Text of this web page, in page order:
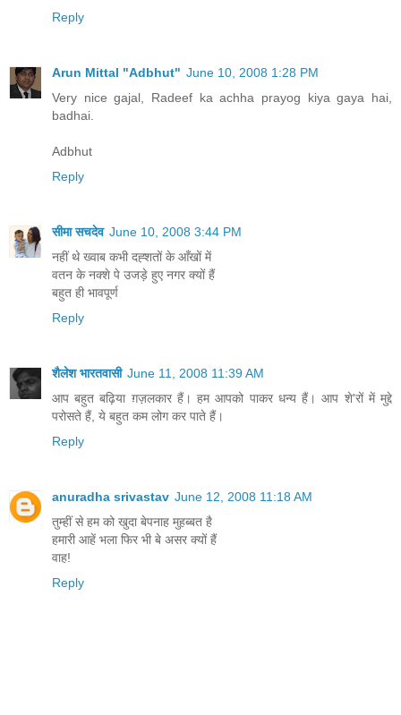
Reply
Arun Mittal "Adbhut" June 10, 2008 1:28 PM
Very nice gajal, Radeef ka achha prayog kiya gaya hai,
badhai.
Adbhut
Reply
सीमा सचदेव June 10, 2008 3:44 PM
नहीं थे ख्वाब कभी दह्शतों के आँखों में
वतन के नक्शे पे उजड़े हुए नगर क्यों हैं
बहुत ही भावपूर्ण
Reply
शैलेश भारतवासी June 11, 2008 11:39 AM
आप बहुत बढ़िया ग़ज़लकार हैं। हम आपको पाकर धन्य हैं। आप शे'रों में मुद्दे
परोसते हैं, ये बहुत कम लोग कर पाते हैं।
Reply
anuradha srivastav June 12, 2008 11:18 AM
तुम्हीं से हम को खुदा बेपनाह मुहब्बत है
हमारी आहें भला फिर भी बे असर क्यों हैं
वाह!
Reply